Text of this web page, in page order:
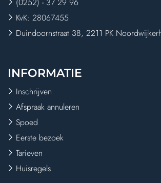
KvK: 28067455
Duindoornstraat 38, 2211 PK
INFORMATIE
Inschrijven
Afspraak annuleren
Spoed
Eerste bezoek
Tarieven
Huisregels